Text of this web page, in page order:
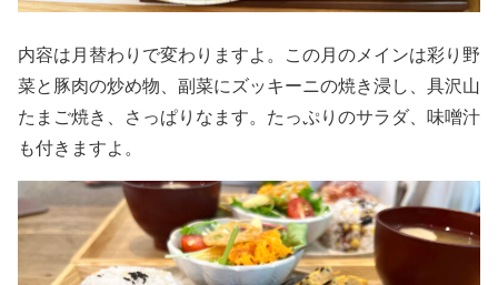
内容は月替わりで変わりますよ。この月のメインは彩り野
菜と豚肉の炒め物、副菜にズッキーニの焼き浸し、具沢山
たまご焼き、さっぱりなます。たっぷりのサラダ、味噌汁
も付きますよ。